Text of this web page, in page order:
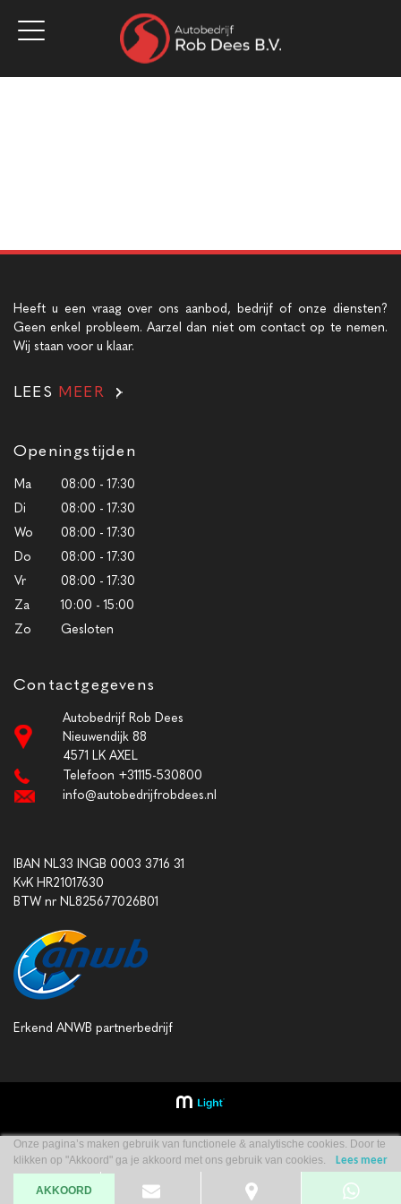
Aanbod
Heeft u een vraag over ons aanbod, bedrijf of onze diensten?
Geen enkel probleem. Aarzel dan niet om contact op te nemen.
Wij staan voor u klaar.
LEES MEER
Openingstijden
Ma
08:00 - 17:30
Di
08:00 - 17:30
Wo
08:00 - 17:30
Do
08:00 - 17:30
Vr
08:00 - 17:30
Za
10:00 - 15:00
Zo
Gesloten
Contactgegevens
Autobedrijf Rob Dees
Nieuwendijk 88
4571 LK AXEL
Telefoon +31115-530800
info@autobedrijfrobdees.nl
IBAN NL33 INGB 0003 3716 31
KvK HR21017630
BTW nr NL825677026B01
Erkend ANWB partnerbedrijf
Onze pagina’s maken gebruik van functionele & analytische cookies. Door te
klikken op "Akkoord" ga je akkoord met ons gebruik van cookies.
Lees meer
AKKOORD